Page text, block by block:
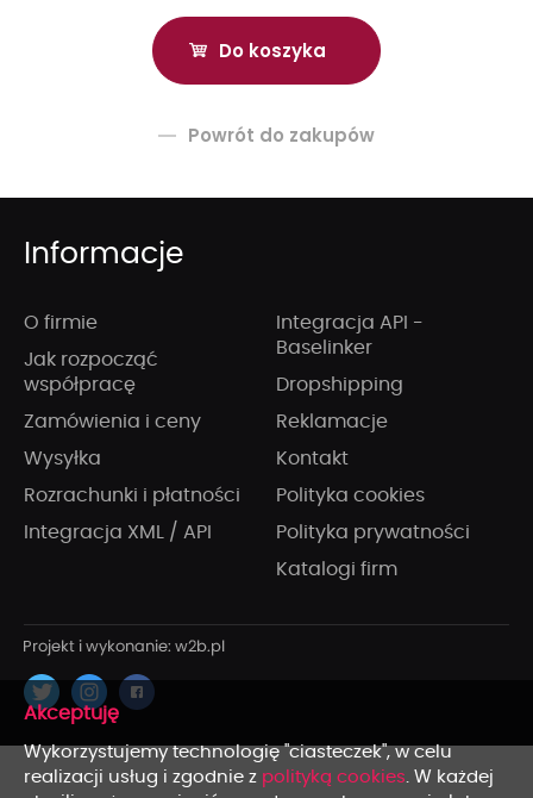
Powrót do zakupów
Informacje
O firmie
Jak rozpocząć
współpracę
Zamówienia i ceny
Wysyłka
Rozrachunki i płatności
Integracja XML / API
Integracja API -
Baselinker
Dropshipping
Reklamacje
Kontakt
Polityka cookies
Polityka prywatności
Katalogi firm
x
Wykorzystujemy technologię "ciasteczek", w celu
realizacji usług i zgodnie z polityką cookies. W każdej